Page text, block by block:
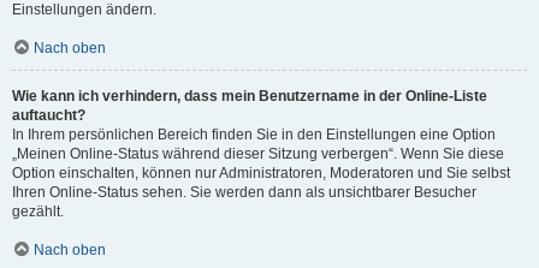
Einstellungen ändern.
Nach oben
Wie kann ich verhindern, dass mein Benutzername in der Online-Liste
auftaucht?
In Ihrem persönlichen Bereich finden Sie in den Einstellungen eine Option
„Meinen Online-Status während dieser Sitzung verbergen“. Wenn Sie diese
Option einschalten, können nur Administratoren, Moderatoren und Sie selbst
Ihren Online-Status sehen. Sie werden dann als unsichtbarer Besucher
gezählt.
Nach oben